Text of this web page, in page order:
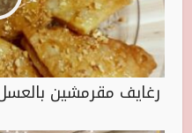
رغايف مقرمشين